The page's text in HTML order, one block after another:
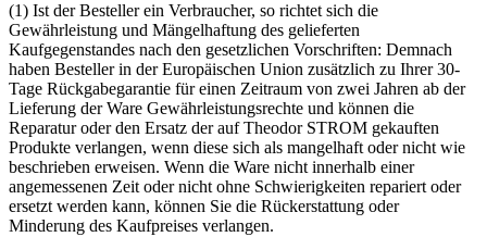
(1) Ist der Besteller ein Verbraucher, so richtet sich die
Gewährleistung und Mängelhaftung des gelieferten
Kaufgegenstandes nach den gesetzlichen Vorschriften: Demnach
haben Besteller in der Europäischen Union zusätzlich zu Ihrer 30-
Tage Rückgabegarantie für einen Zeitraum von zwei Jahren ab der
Lieferung der Ware Gewährleistungsrechte und können die
Reparatur oder den Ersatz der auf Theodor STROM gekauften
Produkte verlangen, wenn diese sich als mangelhaft oder nicht wie
beschrieben erweisen. Wenn die Ware nicht innerhalb einer
angemessenen Zeit oder nicht ohne Schwierigkeiten repariert oder
ersetzt werden kann, können Sie die Rückerstattung oder
Minderung des Kaufpreises verlangen.